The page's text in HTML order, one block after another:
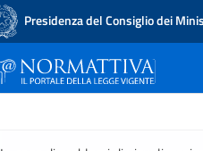
Presidenza del Consiglio dei